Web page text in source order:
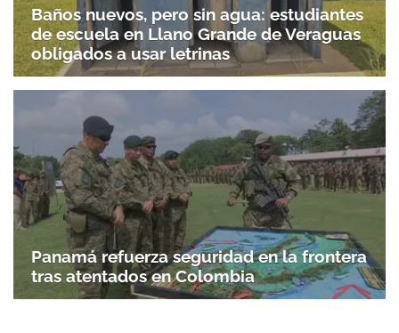
Baños nuevos, pero sin agua: estudiantes
de escuela en Llano Grande de Veraguas
obligados a usar letrinas
Panamá refuerza seguridad en la frontera
tras atentados en Colombia